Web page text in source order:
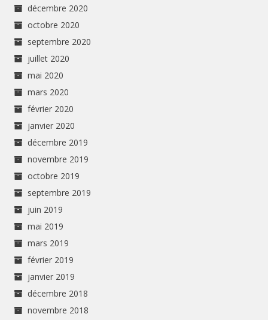
décembre 2020
octobre 2020
septembre 2020
juillet 2020
mai 2020
mars 2020
février 2020
janvier 2020
décembre 2019
novembre 2019
octobre 2019
septembre 2019
juin 2019
mai 2019
mars 2019
février 2019
janvier 2019
décembre 2018
novembre 2018